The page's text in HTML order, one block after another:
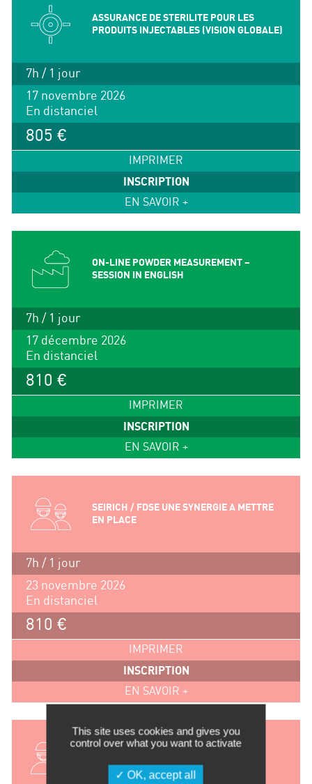
ASSURANCE DE STERILITE POUR LES
PRODUITS INJECTABLES (VISION GLOBALE)
7h / 1 jour
17 novembre 2026
En distanciel
805 €
IMPRIMER
INSCRIPTION
EN SAVOIR +
ON-LINE POWDER MEASUREMENT –
SESSION IN ENGLISH
7h / 1 jour
17 décembre 2026
En distanciel
810 €
IMPRIMER
INSCRIPTION
EN SAVOIR +
SEIRICH / FDSE UNE SYNERGIE A METTRE
EN PLACE
7h / 1 jour
23 novembre 2026
En distanciel
810 €
IMPRIMER
INSCRIPTION
EN SAVOIR +
PREVENTION DES RISQUES LIES AUX
NANOMATERIAUX
This site uses cookies and gives you
control over what you want to activate
OK, accept all